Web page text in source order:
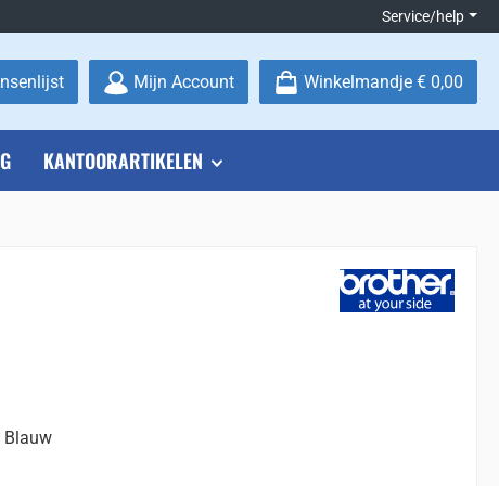
Service/help
Je hebt 0 items op je verlanglijstje
Mijn Account Winkelmandje € 0,00
KANTOORARTIKELEN
Blauw